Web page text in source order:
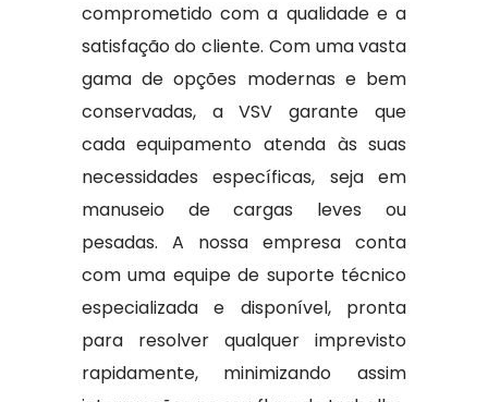
comprometido com a qualidade e a
satisfação do cliente. Com uma vasta
gama de opções modernas e bem
conservadas, a VSV garante que
cada equipamento atenda às suas
necessidades específicas, seja em
manuseio de cargas leves ou
pesadas. A nossa empresa conta
com uma equipe de suporte técnico
especializada e disponível, pronta
para resolver qualquer imprevisto
rapidamente, minimizando assim